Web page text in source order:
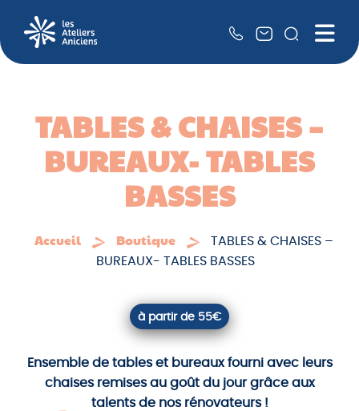
QUI SOMMES-NOUS ?
RSE
NOS PARTENAIRES
TABLES & CHAISES –
BUREAUX- TABLES
BASSES
Accueil Boutique
TABLES & CHAISES –
BUREAUX- TABLES BASSES
à partir de 55€
Ensemble de tables et bureaux fourni avec leurs
chaises remises au goût du jour grâce aux
talents de nos rénovateurs !